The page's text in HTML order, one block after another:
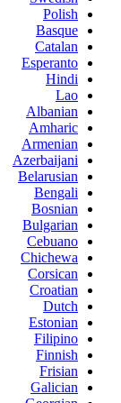
Polish
Basque
Catalan
Esperanto
Hindi
Lao
Albanian
Amharic
Armenian
Azerbaijani
Belarusian
Bengali
Bosnian
Bulgarian
Cebuano
Chichewa
Corsican
Croatian
Dutch
Estonian
Filipino
Finnish
Frisian
Galician